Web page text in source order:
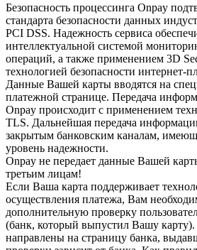
Безопасность процессинга Onpay
стандарта безопасности данных
PCI DSS. Надежность сервиса
интеллектуальной системой
операций, а также применением 3D
технологией безопасности интернет-
Данные Вашей карты вводятся на
платежной странице. Передача
Onpay происходит с применением
TLS. Дальнейшая передача
закрытым банковским каналам,
уровень надежности.
Onpay не передает данные Вашей
третьим лицам!
Если Ваша карта поддерживает
осуществления платежа, Вам
дополнительную проверку
(банк, который выпустил Вашу карту).
направлены на страницу банка,